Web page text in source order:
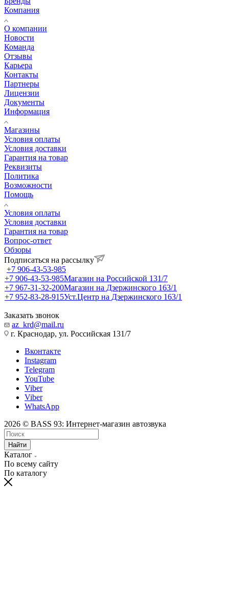
Компания
О компании
Новости
Команда
Отзывы
Карьера
Контакты
Партнеры
Лицензии
Документы
Информация
Магазины
Условия оплаты
Условия доставки
Гарантия на товар
Реквизиты
Политика
Возможности
Помощь
Условия оплаты
Условия доставки
Гарантия на товар
Вопрос-ответ
Обзоры
Подписаться на рассылку
+7 906-43-53-985
+7 906-43-53-985Магазин на Российской 131/7
+7 967-31-32-200Магазин на Дзержинского 163/1
+7 952-83-28-915Уст.Центр на Дзержинского 163/1
Заказать звонок
az_krd@mail.ru
г. Краснодар, ул. Российская 131/7
Вконтакте
Instagram
Telegram
YouTube
Viber
Viber
WhatsApp
2026 © BASS 93: Интернет-магазин автозвука
Найти
Каталог
По всему сайту
По каталогу